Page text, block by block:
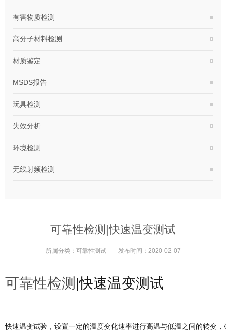
有害物质检测
高分子材料检测
材质鉴定
MSDS报告
玩具检测
失效分析
环境检测
无线射频检测
可靠性检测|快速温变测试
所属分类： 可靠性测试 发布时间： 2020-02-07
可靠性检测 |快速温变测试
快速温变试验，设置一定的温度变化速率进行高温与低温之间的转变